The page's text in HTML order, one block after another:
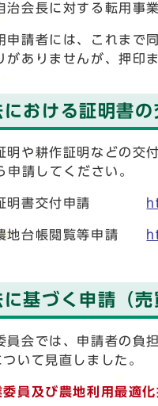
治会長に対する転用事
申請者には、これまで
がありませんが、押印
における証明書
や耕作証明などの交
申請してください。
明書交付申請
台帳閲覧等申請
に基づく申請（
会では、申請者の負
いて見直しました。
委員及び農地利用最適